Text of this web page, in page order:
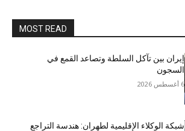
MOST READ
إيران بين تآكل السلطة وتصاعد القمع في
السجون
6 أغسطس 2026
شبكة الوكلاء الإقليمية لطهران: هندسة التراجع